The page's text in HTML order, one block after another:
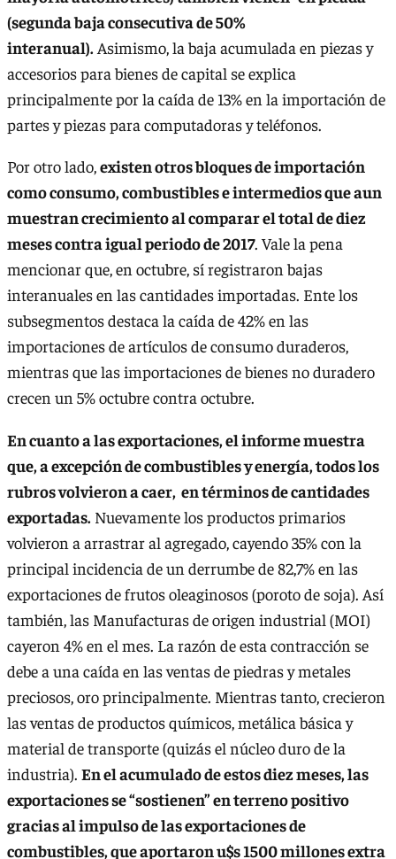
(segunda baja consecutiva de 50%
interanual). Asimismo, la baja acumulada en piezas y
accesorios para bienes de capital se explica
principalmente por la caída de 13% en la importación de
partes y piezas para computadoras y teléfonos.
Por otro lado,existen otros bloques de importación
como consumo, combustibles e intermedios que aun
muestran crecimiento al comparar el total de diez
meses contra igual periodo de 2017. Vale la pena
mencionar que, en octubre, sí registraron bajas
interanuales en las cantidades importadas. Ente los
subsegmentos destaca la caída de 42% en las
importaciones de artículos de consumo duraderos,
mientras que las importaciones de bienes no duradero
crecen un 5% octubre contra octubre.
En cuanto a las exportaciones, el informe muestra
que, a excepción de combustibles y energía, todos los
rubros volvieron a caer, en términos de cantidades
exportadas. Nuevamente los productos primarios
volvieron a arrastrar al agregado, cayendo 35% con la
principal incidencia de un derrumbe de 82,7% en las
exportaciones de frutos oleaginosos (poroto de soja). Así
también, las Manufacturas de origen industrial (MOI)
cayeron 4% en el mes. La razón de esta contracción se
debe a una caída en las ventas de piedras y metales
preciosos, oro principalmente. Mientras tanto, crecieron
las ventas de productos químicos, metálica básica y
material de transporte (quizás el núcleo duro de la
industria). En el acumulado de estos diez meses, las
exportaciones se “sostienen” en terreno positivo
gracias al impulso de las exportaciones de
combustibles, que aportaron u$s 1500 millones extra